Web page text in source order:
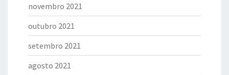
novembro 2021
outubro 2021
setembro 2021
agosto 2021